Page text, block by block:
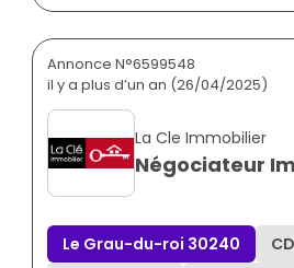
Annonce N°6599548
il y a plus d’un an (26/04/2025)
La Cle Immobilier
Négociateur
Le Grau-du-roi 30240